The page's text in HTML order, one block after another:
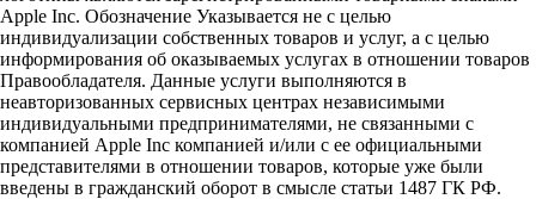
Apple Inc. Обозначение Указывается не с целью
индивидуализации собственных товаров и услуг, а с целью
информирования об оказываемых услугах в отношении товаров
Правообладателя. Данные услуги выполняются в
неавторизованных сервисных центрах независимыми
индивидуальными предпринимателями, не связанными с
компанией Apple Inc компанией и/или с ее официальными
представителями в отношении товаров, которые уже были
введены в гражданский оборот в смысле статьи 1487 ГК РФ.